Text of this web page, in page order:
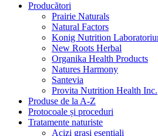
Producători
Prairie Naturals
Natural Factors
Konig Nutrition
New Roots Herbal
Organika Health Products
Natures Harmony
Santevia
Provita Nutrition Health Inc.
Produse de la A-Z
Protocoale și proceduri
Tratamente naturiste
Acizi grași esențiali